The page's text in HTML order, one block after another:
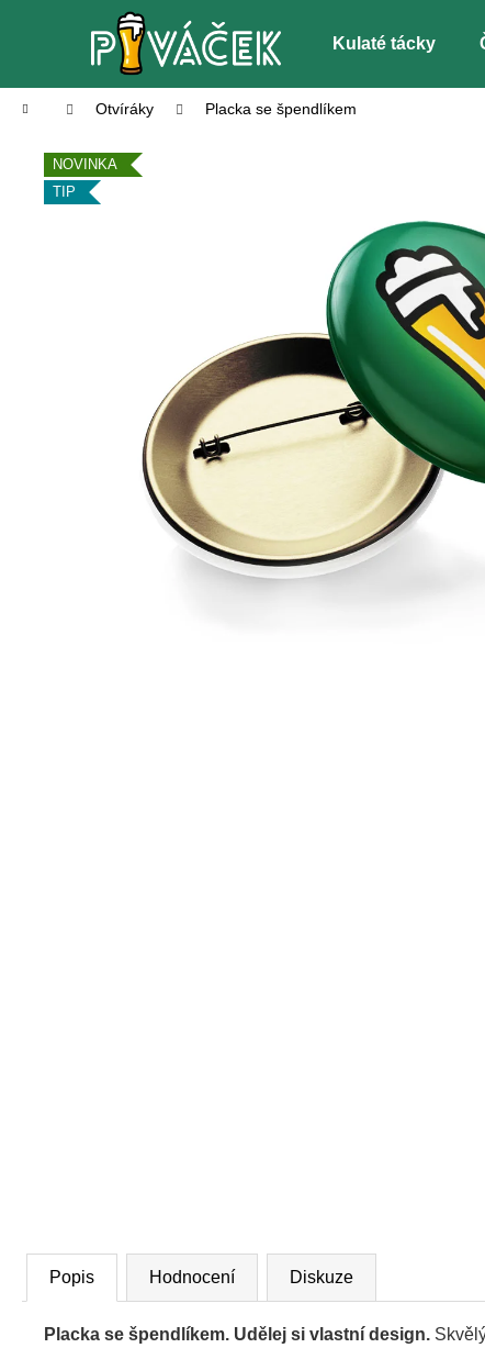
Kulaté tácky
Domů Otvíráky Placka se špendlíkem
NOVINKA
TIP
Popis Hodnocení Diskuze
Placka se špendlíkem. Udělej si vlastní design.
í
Zpět
do
obchodu
Zpět
do
obchodu